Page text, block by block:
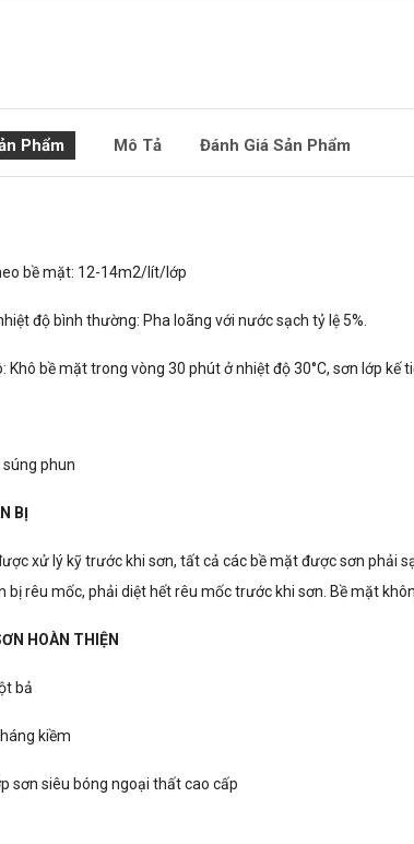
Phẩm Mô Tả Đánh Giá Sản Phẩm
bề mặt: 12-14m2/lít/lớp
độ bình thường: Pha loãng với nước sạch tỷ lệ 5%.
Khô bề mặt trong vòng 30 phút ở nhiệt độ 30°C, sơn lớp kế
súng phun
BỊ
xử lý kỹ trước khi sơn, tất cả các bề mặt được sơn phải
bị rêu mốc, phải diệt hết rêu mốc trước khi sơn. Bề mặt
HOÀN THIỆN
bả
kiềm
sơn siêu bóng ngoại thất cao cấp